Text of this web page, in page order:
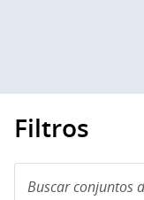
Filtros
conjuntos